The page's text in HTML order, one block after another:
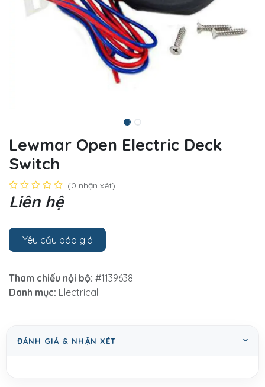
Lewmar Open Electric Deck
Switch
(0 nhận xét)
Liên hệ
Yêu cầu báo giá
Tham chiếu nội bộ: #1139638
Danh mục: Electrical
ĐÁNH GIÁ & NHẬN XÉT